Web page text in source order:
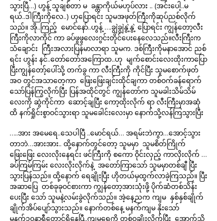
သွားပြီ…) ဟွန့် သူချစ်တာ မ ခန္တာကိုယ်မဟုပ်လား .. (အင်းပေါ့..မ
ရယ်..ဒါကြီးကိုလေ..) ဟုပြောရင်း သူမအဖုတ်ကြီးကိုဆုပ်ညစ်လိုက်
သည်။ အို..ကြည့် မောင်နော်..ဟွန့် ….ချွဲချွဲနွဲ့နွဲ့ ပြောရင်း ကျွန်တော့လီး
ကြီးကိုလာကိုင် ကာ ခပ်ဖွဖွလေးဂွင်းတိုင်ပေးနေလေသည်။လီးကြီးက
သံချောင်း ကြီးအလားပြန်မာလာရာ သူမက. ဒစ်ကြီးကိုမနာအောင် ညစ်
ရင်း ဟွန်း နင်..တော်တော်အကြောထ..ဟု မျက်စောင်းလေးထိုးကာပြော
ပြီးကျွန်တော့်ပေါ်သို့ တက်ခွ ကာ လီးကြီးကို ကိုင်ပြီး သူမစောက်ဖုတ်
အဝ တွင်အသာတေ့ကာ ဖြေးဖြေးချင်းထိုင်ချကာ တစ်ဝက်ခန်ရောက်
သော်ပြန်ကြွလိုက်ပြီး ပြန်အထိုင်တွင် ကျွန်တော်က သူမခါးသိမ်သိမ်
လေးကို ဆွဲကိုင်ကာ ဆောင့်ချပြီး ကော့ထိုးလိုက် ရာ လီးကြီးမှာအဆုံ
ထိ နက်ရှိုင်းစွာဝင်သွားရာ သူမခေါင်းလေးမှာ နောက်သို့လန်ကြသွားပြီး
…..အား အမေရေ..သေပါပြီ ..မောင်ရယ်… အရမ်းဘဲကွာ…အောင့်သွား
တာဘဲ…အားအား.. ထို့နောက်တွင်တော့ သူမမှာ သူမစိတ်ကြိုက်
ဖြေးဖြေး လေးလိုးနေရင်း ဖင်ကြီးကို စကော ဝိုင်းလှည့် ကာလိုးလိုက် …
ခပ်ကြမ်ကြမ်း လေးလိုးလိုက်နဲ့ အတော်ကြာသော် သူမမှာတစ်ချီ ပြီး
သွားပြန်သည်။ ထို့နောက် ရေချိုးပြီး ဟိုတယ်မှထွက်လာခဲ့ကြသည်။ ပြီး
အဆာပြေ တစ်ခုခုဝင်စားကာ ကျွန်တော့အားသုံးဖို့ ပိုက်ဆံတစ်သိန်း
ပေးပြီး သော် သူမနဲ့လမ်းခွဲလိုက်သည်။ အဲ့နေ့ညက ကျမ နှစ်နှစ်ချိုက်
ချိုက်အိပ်ပျော်သွားသည်။ နောက်တစ်နေ့ မနက်ကျမ နိုးသော်
မနက်၁၀နာရီတောင်ရှိနေပြီ..ကျမရေကို တစ်ဝချိုးလိုက်ပြီး အောက်သို့